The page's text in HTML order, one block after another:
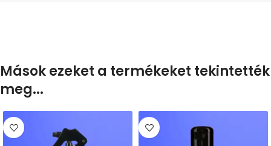
Mások ezeket a termékeket tekintették
meg...